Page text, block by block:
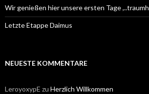
Wir genießen hier unsere ersten Tage
Letzte Etappe Daimus
NEUESTE KOMMENTARE
LeroyoxypE zu Herzlich Willkommen